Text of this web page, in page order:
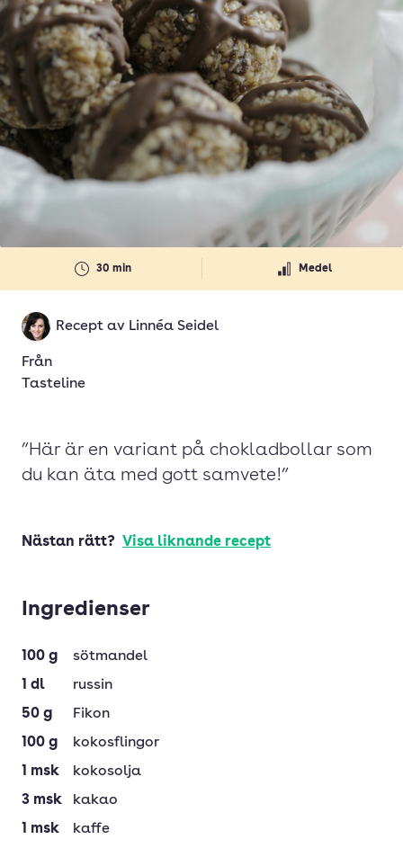
30 min Medel
Recept av Linnéa Seidel
Från
Tasteline
”Här är en variant på chokladbollar som
du kan äta med gott samvete!”
Nästan rätt? Visa liknande recept
Ingredienser
100 g
sötmandel
1 dl
russin
50 g
Fikon
100 g
kokosflingor
1 msk
kokosolja
3 msk
kakao
1 msk
kaffe